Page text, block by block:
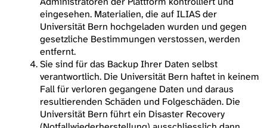
eingesehen. Materialien, die auf ILIAS der
Universität Bern hochgeladen wurden und gegen
gesetzliche Bestimmungen verstossen, werden
entfernt.
Sie sind für das Backup Ihrer Daten selbst
verantwortlich. Die Universität Bern haftet in keinem
Fall für verloren gegangene Daten und daraus
resultierenden Schäden und Folgeschäden. Die
Universität Bern führt ein Disaster Recovery